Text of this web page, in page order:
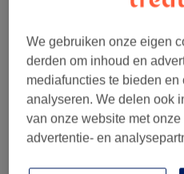
Zoek meer salons
We gebruiken onze eigen
derden om inhoud en
mediafuncties te bieden en
analyseren. We delen ook
van onze website met
advertentie- en